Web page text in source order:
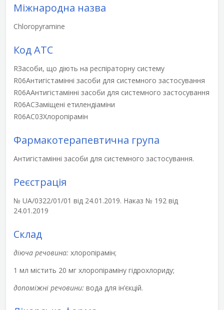
Міжнародна назва
Chloropyramine
Код АТС
RЗасоби, що діють на респіраторну систему
R06Антигістамінні засоби для системного застосування
R06AАнтигістамінні засоби для системного застосування
R06ACЗаміщені етилендіаміни
R06AC03Хлоропірамін
Фармакотерапевтична група
Антигістамінні засоби для системного застосування.
Реєстрація
№ UA/0322/01/01 від 24.01.2019. Наказ № 192 від
24.01.2019
Склад
діюча речовина: хлоропірамін;
1 мл містить 20 мг хлоропіраміну гідрохлориду;
допоміжні речовини: вода для ін’єкцій.